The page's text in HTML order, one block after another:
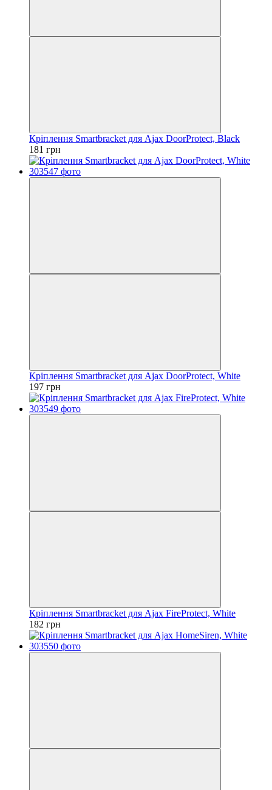
Кріплення Smartbracket для Ajax DoorProtect, Black
181 грн
Кріплення Smartbracket для Ajax DoorProtect, White
197 грн
Кріплення Smartbracket для Ajax FireProtect, White
182 грн